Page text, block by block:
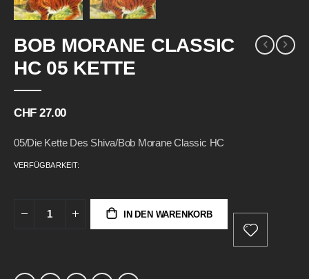
BOB MORANE CLASSIC
HC 05 KETTE
CHF 27.00
05/Die Kette Des Shiva/Bob Morane Classic HC
VERFÜGBARKEIT:
IN DEN WARENKORB
of
the
images
gallery
to
the
beginning
images